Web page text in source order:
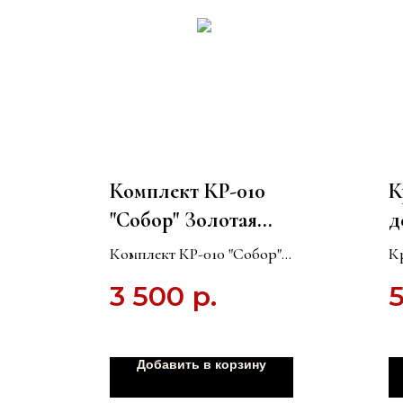
Комплект КР-010
"Собор" Золотая
нить Подушка +
Комплект КР-010 "Собор"
покрывало
3 500 р.
Добавить в корзину